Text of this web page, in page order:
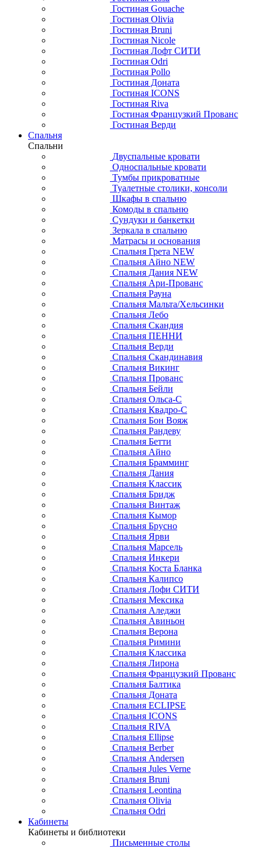
Гостиная Gouache
Гостиная Olivia
Гостиная Bruni
Гостиная Nicole
Гостиная Лофт СИТИ
Гостиная Odri
Гостиная Pollo
Гостиная Доната
Гостиная ICONS
Гостиная Riva
Гостиная Французкий Прованс
Гостиная Верди
Спальня
Спальни
Двуспальные кровати
Односпальные кровати
Тумбы прикроватные
Туалетные столики, консоли
Шкафы в спальню
Комоды в спальню
Сундуки и банкетки
Зеркала в спальню
Матрасы и основания
Спальня Грета NEW
Спальня Айно NEW
Спальня Дания NEW
Спальня Ари-Прованс
Спальня Рауна
Спальня Мальта/Хельсинки
Спальня Лебо
Спальня Скандия
Спальня ПЕННИ
Спальня Верди
Спальня Скандинавия
Спальня Викинг
Спальня Прованс
Спальня Бейли
Спальня Ольса-С
Спальня Квадро-С
Спальня Бон Вояж
Спальня Рандеву
Спальня Бетти
Спальня Айно
Спальня Брамминг
Спальня Дания
Спальня Классик
Спальня Бридж
Спальня Винтаж
Спальня Кымор
Спальня Брусно
Спальня Ярви
Спальня Марсель
Спальня Инкери
Спальня Коста Бланка
Спальня Калипсо
Спальня Лофи СИТИ
Спальня Мексика
Спальня Аледжи
Спальня Авиньон
Спальня Верона
Спальня Римини
Спальня Классика
Спальня Лирона
Спальня Французкий Прованс
Спальня Балтика
Спальня Доната
Спальня ECLIPSE
Спальня ICONS
Спальня RIVA
Спальня Ellipse
Спальня Berber
Спальня Andersen
Спальня Jules Verne
Спальня Bruni
Спальня Leontina
Спальня Olivia
Спальня Odri
Кабинеты
Кабинеты и библиотеки
Письменные столы